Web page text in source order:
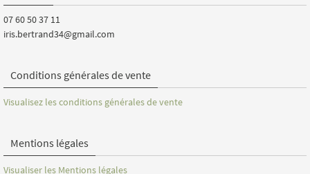
07 60 50 37 11
iris.bertrand34@gmail.com
Conditions générales de vente
Visualisez les conditions générales de vente
Mentions légales
Visualiser les Mentions légales